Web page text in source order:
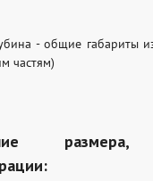
- общие габариты
частям)
размера,